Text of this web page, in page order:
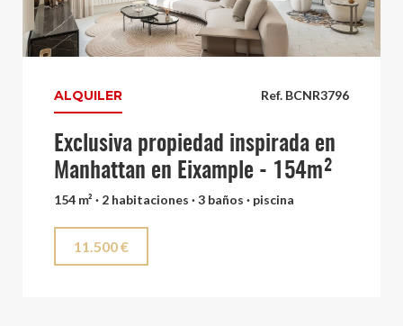
Ref. BCNR3796
ALQUILER
Exclusiva propiedad inspirada en
Manhattan en Eixample - 154m²
154 m² · 2 habitaciones · 3 baños · piscina
11.500 €